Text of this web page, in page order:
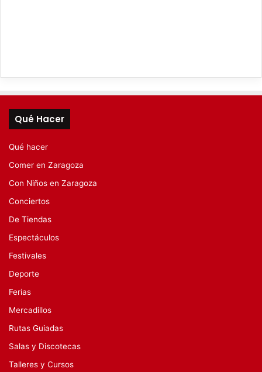
Qué Hacer
Qué hacer
Comer en Zaragoza
Con Niños en Zaragoza
Conciertos
De Tiendas
Espectáculos
Festivales
Deporte
Ferias
Mercadillos
Rutas Guiadas
Salas y Discotecas
Talleres y Cursos